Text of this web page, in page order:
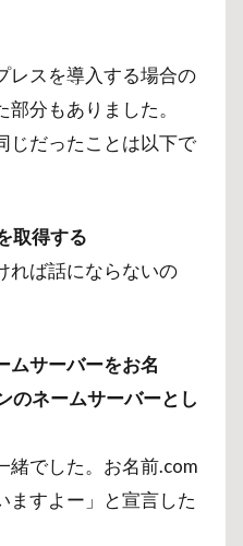
レスを導入する場合の
分もありました。
じだったことは以下で
取得する
れば話にならないの
ムサーバーをお名
のネームサーバーとし
でした。お名前.com
ますよー」と宣言した